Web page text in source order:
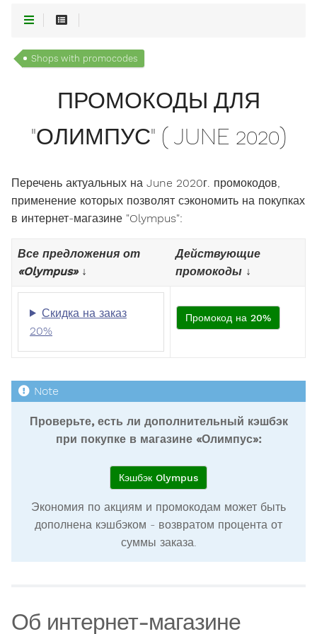
Shops with promocodes
ПРОМОКОДЫ ДЛЯ
"ОЛИМПУС" ( JUNE 2020)
Перечень актуальных на June 2020г. промокодов,
применение которых позволят сэкономить на покупках
в интернет-магазине "Olympus":
Все предложения от
«Olympus» ↓
Действующие
промокоды ↓
Скидка на заказ
20%
Промокод на 20%
Проверьте, есть ли дополнительный кэшбэк
при покупке в магазине «Олимпус»:
Кэшбэк Olympus
Экономия по акциям и промокодам может быть
дополнена кэшбэком - возвратом процента от
суммы заказа.
Об интернет-магазине